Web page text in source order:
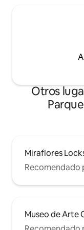
Otros
Miraflores
Recomendado
Museo de Arte